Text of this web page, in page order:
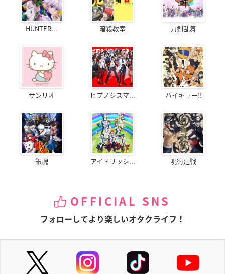
HUNTER... 暗殺教室 刀剣乱舞
サンリオ ヒプノシスマ... ハイキュー!!
銀魂 アイドリッシ... 呪術廻戦
OFFICIAL SNS
フォローしてより楽しいオタクライフ！